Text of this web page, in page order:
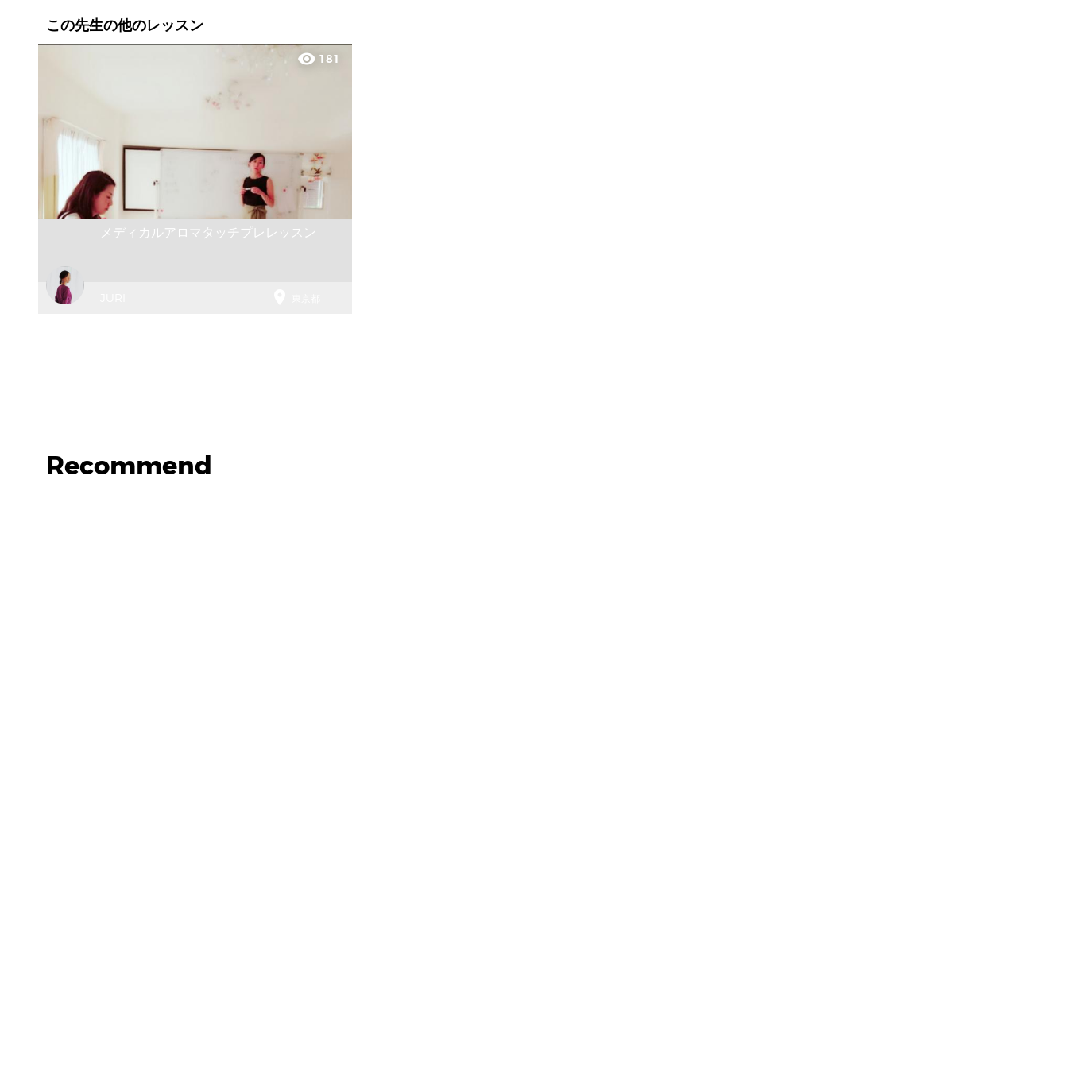
この先生の他のレッスン
visibility 181
メディカルアロマタッチプレレッスン
Recommend